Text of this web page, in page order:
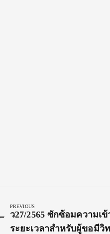
PREVIOUS
Previous
Post:
ว27/2565 ซักซ้อมความเ
ระยะเวลาสำหรับผู้ขอมีวิ